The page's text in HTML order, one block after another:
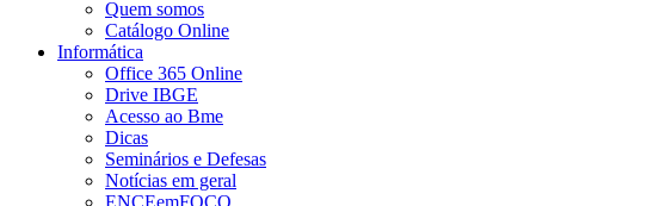
Quem somos
Catálogo Online
Informática
Office 365 Online
Drive IBGE
Acesso ao Bme
Dicas
Seminários e Defesas
Notícias em geral
ENCEemFOCO